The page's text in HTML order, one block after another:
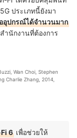
ประเภทนี้ยังมา
อุปกรณ์ได้จำนวนมาก
ำนักงานที่ต้องการ
Wan Choi, Stephen
Charlie Zhang, 2014,
6 เพื่อช่วยให้